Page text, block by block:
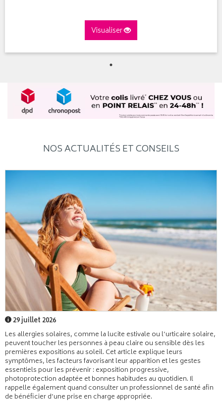
Visualiser
NOS ACTUALITÉS ET CONSEILS
29 juillet 2026
Les allergies solaires, comme la lucite estivale ou l’urticaire solaire,
peuvent toucher les personnes à peau claire ou sensible dès les
premières expositions au soleil. Cet article explique leurs
symptômes, les facteurs favorisant leur apparition et les gestes
essentiels pour les prévenir : exposition progressive,
photoprotection adaptée et bonnes habitudes au quotidien. Il
rappelle également quand consulter un professionnel de santé afin
de bénéficier d’une prise en charge appropriée.